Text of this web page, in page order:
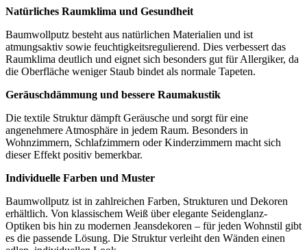
Natürliches Raumklima und Gesundheit
Baumwollputz besteht aus natürlichen Materialien und ist
atmungsaktiv sowie feuchtigkeitsregulierend. Dies verbessert das
Raumklima deutlich und eignet sich besonders gut für Allergiker, da
die Oberfläche weniger Staub bindet als normale Tapeten.
Geräuschdämmung und bessere Raumakustik
Die textile Struktur dämpft Geräusche und sorgt für eine
angenehmere Atmosphäre in jedem Raum. Besonders in
Wohnzimmern, Schlafzimmern oder Kinderzimmern macht sich
dieser Effekt positiv bemerkbar.
Individuelle Farben und Muster
Baumwollputz ist in zahlreichen Farben, Strukturen und Dekoren
erhältlich. Von klassischem Weiß über elegante Seidenglanz-
Optiken bis hin zu modernen Jeansdekoren – für jeden Wohnstil gibt
es die passende Lösung. Die Struktur verleiht den Wänden einen